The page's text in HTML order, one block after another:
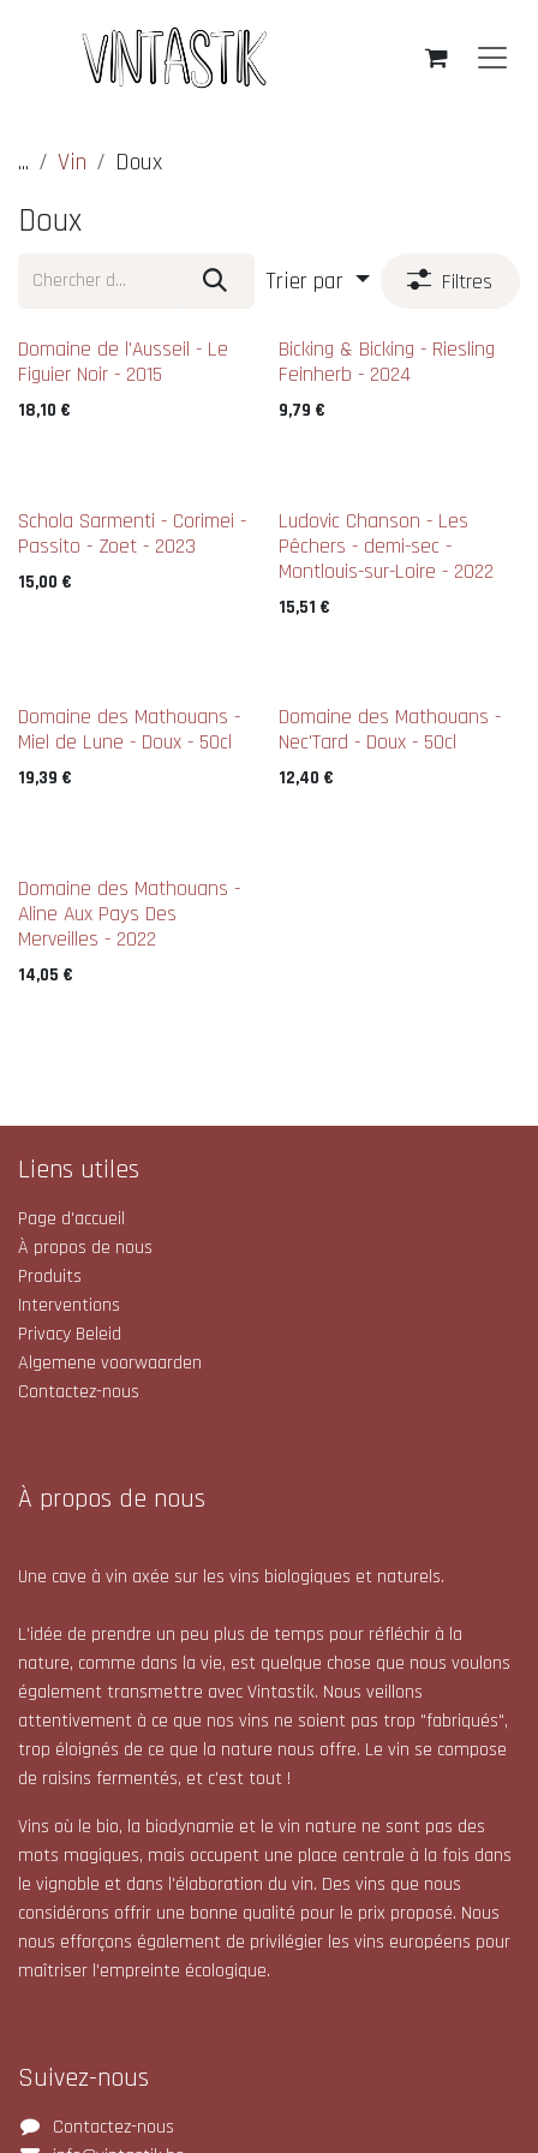
... Vin Doux
Doux
Trier par Filtres
Nouveau !
Domaine de l'Ausseil - Le
Figuier Noir - 2015
18,10 €
Bicking & Bicking - Riesling
Feinherb - 2024
9,79 €
Schola Sarmenti - Corimei -
Passito - Zoet - 2023
15,00 €
Ludovic Chanson - Les
Pêchers - demi-sec -
Montlouis-sur-Loire - 2022
15,51 €
Domaine des Mathouans -
Miel de Lune - Doux - 50cl
19,39 €
Domaine des Mathouans -
Nec'Tard - Doux - 50cl
12,40 €
Domaine des Mathouans -
Aline Aux Pays Des
Merveilles - 2022
14,05 €
Liens utiles
Page d'accueil
À propos de nous
Produits
Interventions
Privacy Beleid
Algemene voorwaarden
Contactez-nous
À propos de nous
Une cave à vin axée sur les vins biologiques et naturels.
L'idée de prendre un peu plus de temps pour réfléchir à la
nature, comme dans la vie, est quelque chose que nous voulons
également transmettre avec Vintastik. Nous veillons
attentivement à ce que nos vins ne soient pas trop "fabriqués",
trop éloignés de ce que la nature nous offre. Le vin se compose
de raisins fermentés, et c'est tout !
Vins où le bio, la biodynamie et le vin nature ne sont pas des
mots magiques, mais occupent une place centrale à la fois dans
le vignoble et dans l'élaboration du vin. Des vins que nous
considérons offrir une bonne qualité pour le prix proposé. Nous
nous efforçons également de privilégier les vins européens pour
maîtriser l'empreinte écologique.
Suivez-nous
Contactez-nous